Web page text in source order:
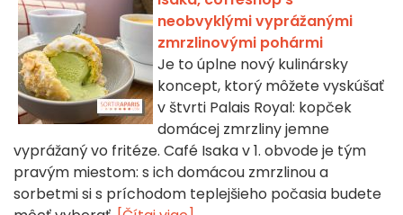
neobvyklými vyprážanými
zmrzlinovými pohármi
Je to úplne nový kulinársky
koncept, ktorý môžete vyskúšať
v štvrti Palais Royal: kopček
domácej zmrzliny jemne
vyprážaný vo fritéze. Café Isaka v 1. obvode je tým
pravým miestom: s ich domácou zmrzlinou a
sorbetmi si s príchodom teplejšieho počasia budete